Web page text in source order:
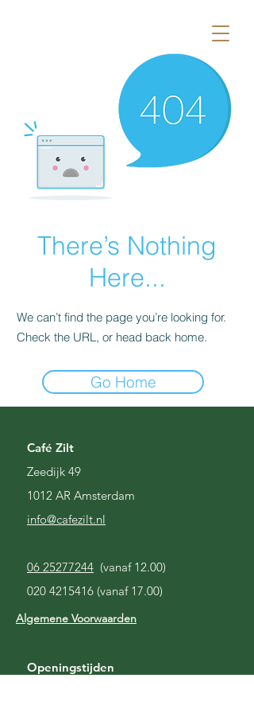
There’s Nothing
Here...
We can’t find the page you’re looking for.
Check the URL, or head back home.
Go Home
Café Zilt
Zeedijk 49
1012 AR Amsterdam
info@cafezilt.nl
06 25277244 (vanaf 12.00)
020 4215416 (vanaf 17.00)
Algemene Voorwaarden
Openingstijden